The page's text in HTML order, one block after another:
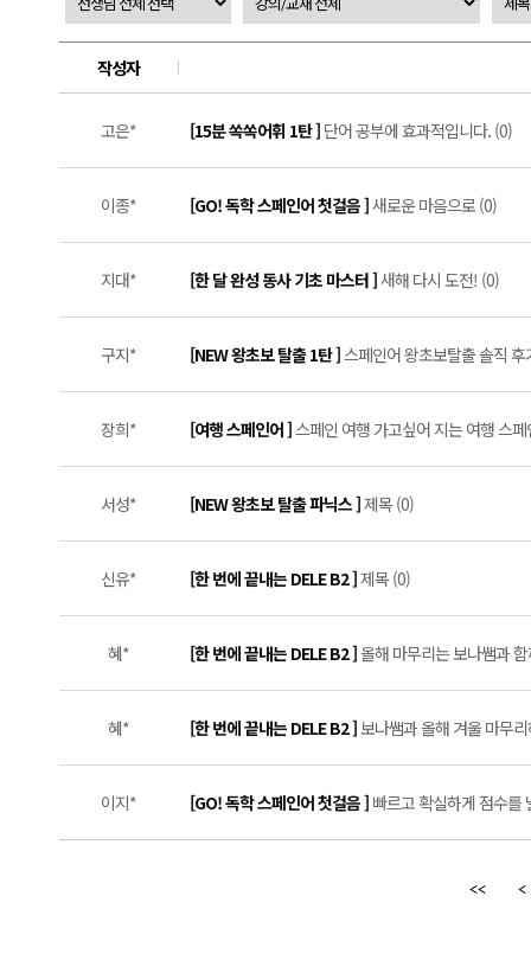
작성자
고은* [15분 쏙쏙어휘 1탄 ] 단어 공부에 효과적입니다. (0)
이종* [GO! 독학 스페인어 첫걸음 ]새로운 마음으로 (0)
지대* [한 달 완성 동사 기초 마스터 ]새해 다시 도전! (0)
구지* [NEW 왕초보 탈출 1탄 ]스페인어 왕초보탈출 솔직 후
장희* [여행 스페인어 ]스페인 여행 가고싶어 지는 여행 스
서성* [NEW 왕초보 탈출 파닉스 ]제목 (0)
신유* [한 번에 끝내는 DELE B2 ]제목 (0)
혜* [한 번에 끝내는 DELE B2 ]올해 마무리는 보나쌤과
혜* [한 번에 끝내는 DELE B2 ]보나쌤과 올해 겨울 마무
이지* [GO! 독학 스페인어 첫걸음 ] 빠르고 확실하게 점수를